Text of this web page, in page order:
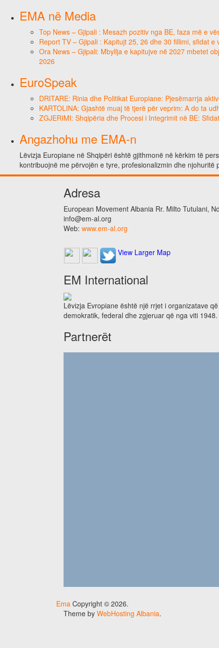
EMA në Media
Top News – Gjipali : Mesazh pozitiv nga BE, faza më e
Report TV – Gjipali : Kapitujt 25, 26 dhe 30 fillimi, sfidat
Ora News – Gjipali: Mbyllja e kapitujve në 2027 mbetet
2026
EuroSpeak
DRITARE: Rinia dhe Politikat Europiane: Pjesëmarrja
KARTOLINA: Gjashtë muaj të tjerë për veprim: A do ta
ZGJERIMI: Shqipëria dhe Procesi i Integrimit në BE:
Angazhohu me EMA-n
Lëvizja Europiane në Shqipëri është gjithmonë në kërkim të
kontribuojnë me përvojën e tyre, profesionalizmin dhe
Adresa
European Movement Albania Rr. Milto Tutulani,
info@em-al.org
Web: www.em-al.org
View Larger Map
EM International
Lëvizja Evropiane është një rrjet i organizatave
demokratik, federal dhe zgjeruar që nga viti 1948.
Partnerët
Ema Copyright © 2026.
Theme by WebHosting Albania.